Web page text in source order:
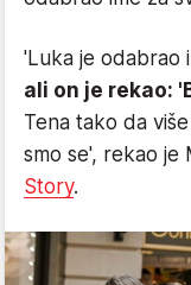
'Luka je odabrao
ali on je rekao:
Tena tako da
smo se', rekao je
Story.